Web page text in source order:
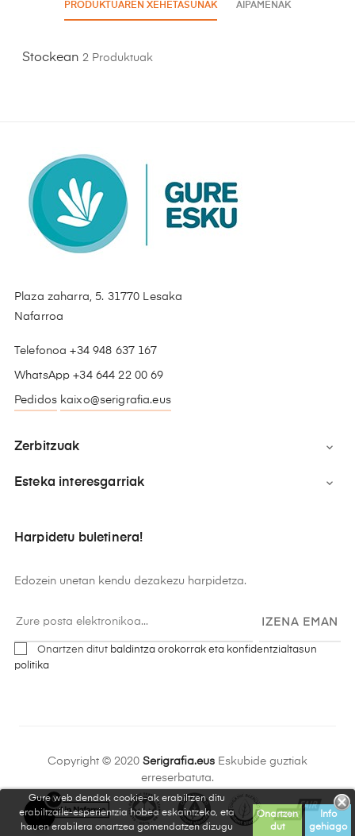
Gure web dendak cookie-ak erabiltzen ditu
erabiltzaile-esperientzia hobea eskaintzeko, eta
hauen erabilera onartzea gomendatzen dizugu
Onartzen
dut
Info
gehiago
PRODUKTUAREN XEHETASUNAK AIPAMENAK
Stockean 2 Produktuak
Plaza zaharra, 5. 31770 Lesaka
Nafarroa
Telefonoa +34 948 637 167
WhatsApp +34 644 22 00 69
Pedidos kaixo@serigrafia.eus
Zerbitzuak 
Esteka interesgarriak 
Harpidetu buletinera!
Edozein unetan kendu dezakezu harpidetza.
IZENA EMAN
Onartzen ditut baldintza orokorrak eta konfidentzialtasun
politika
Copyright © 2020 Serigrafia.eus Eskubide guztiak
erreserbatuta.
0